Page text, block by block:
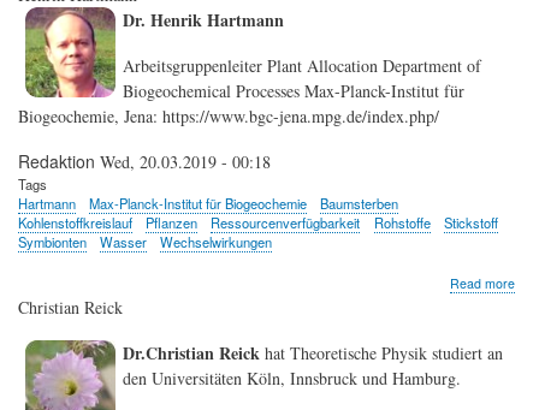
Energieträger
Dr. Henrik Hartmann
Arbeitsgruppenleiter Plant Allocation Department of
Biogeochemical Processes Max-Planck-Institut für
Biogeochemie, Jena: https://www.bgc-jena.mpg.de/index.php/
Redaktion Wed, 20.03.2019 - 00:18
Tags
Hartmann
Max-Planck-Institut für Biogeochemie
Baumsterben
Kohlenstoffkreislauf
Pflanzen Ressourcenverfügbarkeit Rohstoffe
Stickstoff
Symbionten
Wasser Wechselwirkungen
Read more
Christian Reick
Dr.Christian Reick hat Theoretische Physik studiert an
den Universitäten Köln, Innsbruck und Hamburg.